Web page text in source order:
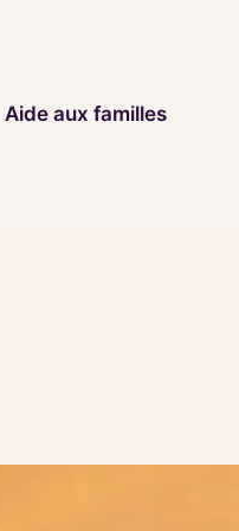
Aide aux familles